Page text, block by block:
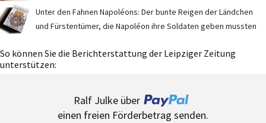
Unter den Fahnen Napoléons: Der bunte Reigen der Ländchen
und Fürstentümer, die Napoléon ihre Soldaten geben mussten
So können Sie die Berichterstattung der Leipziger Zeitung
unterstützen:
Ralf Julke über
einen freien Förderbetrag senden.